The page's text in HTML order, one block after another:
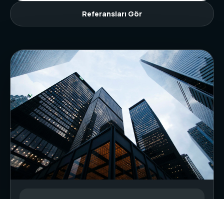
Referansları Gör